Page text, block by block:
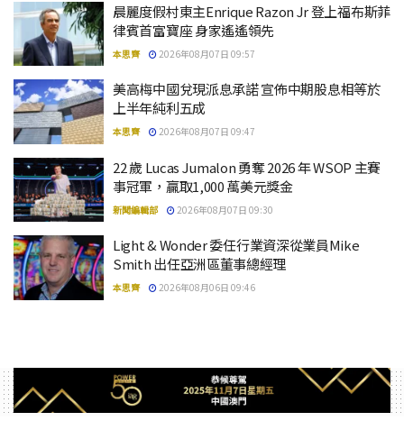
晨麗度假村東主Enrique Razon Jr 登上福布斯菲
律賓首富寶座 身家遙遙領先
本思齊 2026年08月07日 09:57
美高梅中國兌現派息承諾 宣佈中期股息相等於
上半年純利五成
本思齊 2026年08月07日 09:47
22 歲 Lucas Jumalon 勇奪 2026 年 WSOP 主賽
事冠軍，贏取1,000 萬美元獎金
新聞編輯部 2026年08月07日 09:30
Light & Wonder 委任行業資深從業員Mike
Smith 出任亞洲區董事總經理
本思齊 2026年08月06日 09:46